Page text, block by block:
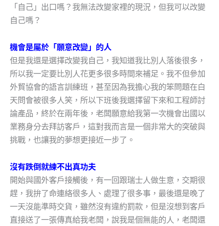
「自己」出口嗎？我無法改變家裡的現況，但我可以改變
自己嗎？
機會是屬於「願意改變」的人
但是我還是選擇改變我自己，我知道我比別人落後很多，
所以我一定要比別人花更多很多時間來補足。我不但參加
外貿協會的語言訓練班，甚至因為我擔心我的笨問題在白
天問會被很多人笑，所以下班後我選擇留下來和工程師討
論產品，終於在兩年後，老闆願意給我第一次機會出國以
業務身分去拜訪客戶，這對我而言是一個非常大的突破與
挑戰，也讓我的夢想更接近一步了。
沒有跌倒就練不出真功夫
開始與國外客戶接觸後，有一回跟瑞士人做生意，交期很
趕，我拚了命連絡很多人、處理了很多事，最後還是晚了
一天沒能準時交貨，雖然沒有違約罰款，但是沒想到客戶
直接送了一張傳真給我老闆，說我是個無能的人，老闆還